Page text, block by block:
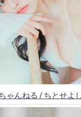
ゃんねる / ちとせよ